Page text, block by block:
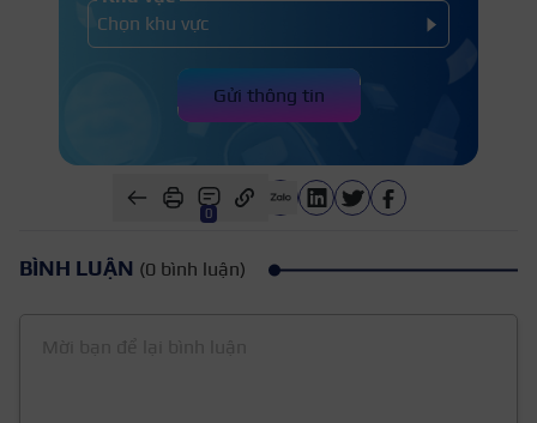
Sau 3-4 tiếng, thuốc tê sẽ hết tác dụng toàn bộ,
môi sẽ có cảm giác hơi khó chịu
Gửi thông tin
0
BÌNH LUẬN (0 bình luận)